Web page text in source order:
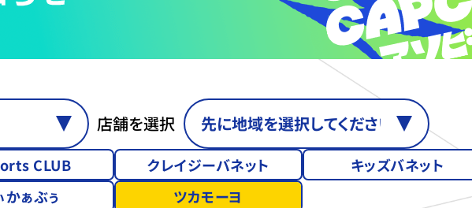
店舗を選択
CLUB クレイジーバネット
キッズバネット
かぁぶぅ
ツカモーヨ